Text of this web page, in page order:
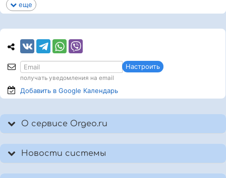
еще
Настроить
получать уведомления на email
Добавить в Google Календарь
О сервисе Orgeo.ru
Новости системы